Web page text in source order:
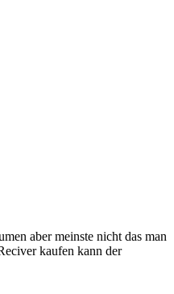
aber meinste nicht das man
kaufen kann der